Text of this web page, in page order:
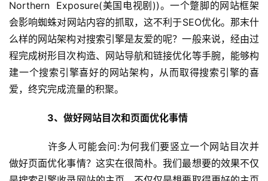
Northern  Exposure(美国电视剧))。一个蹩脚的网站框架
会影响蜘蛛对网站内容的抓取，这不利于SEO优化。那末什
么样的网站架构对搜索引擎是友爱的呢？一般来说，经由过
程完成树形目次构造、网站导航和链接优化等手腕，能够构
建一个搜索引擎喜好的网站架构，从而取得搜索引擎的喜
爱，终究完成流量的积聚。
3、做好网站目次和页面优化事情
许多人可能会问:为何我们要竖立一个网站目次并
做好页面优化事情？这实在很简朴。我们最想要的效果不仅